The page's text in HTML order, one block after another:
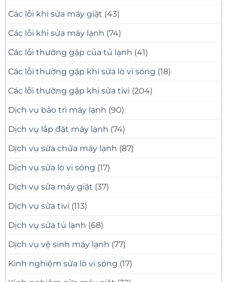
Các lỗi khi sửa máy giặt (43)
Các lỗi khi sửa máy lạnh (74)
Các lỗi thường gặp của tủ lạnh (41)
Các lỗi thường gặp khi sửa lò vi sóng (18)
Các lỗi thường gặp khi sửa tivi (204)
Dịch vụ bảo trì máy lạnh (90)
Dịch vụ lắp đặt máy lạnh (74)
Dịch vụ sửa chữa máy lạnh (87)
Dịch vụ sửa lò vi sóng (17)
Dịch vụ sửa máy giặt (37)
Dịch vụ sửa tivi (113)
Dịch vụ sửa tủ lạnh (68)
Dịch vụ vệ sinh máy lạnh (77)
Kinh nghiệm sửa lò vi sóng (17)